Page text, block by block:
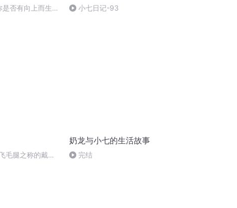
否有向上而生的
小七日记-93
毛腿之称的戴
奶龙与小七的生活故事
完结